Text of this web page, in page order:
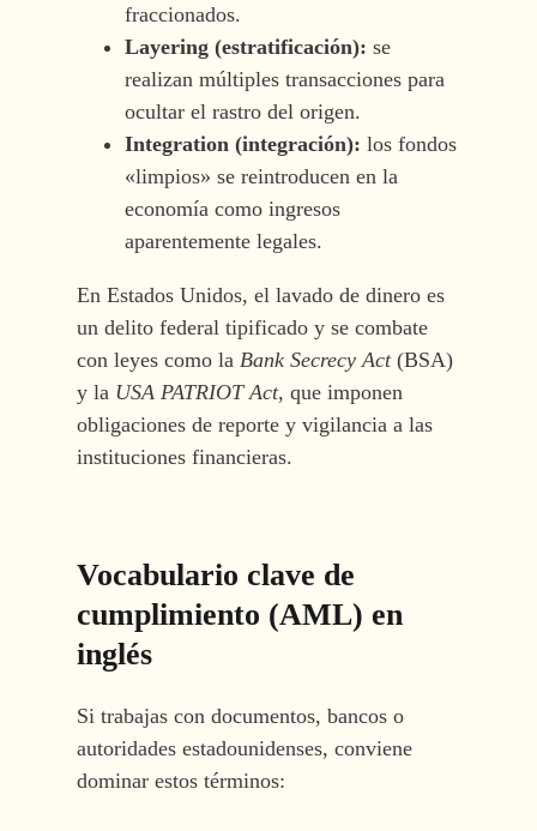
fraccionados.
Layering (estratificación): se
realizan múltiples transacciones para
ocultar el rastro del origen.
Integration (integración): los fondos
«limpios» se reintroducen en la
economía como ingresos
aparentemente legales.
En Estados Unidos, el lavado de dinero es
un delito federal tipificado y se combate
con leyes como la Bank Secrecy Act(BSA)
y la USA PATRIOT Act, que imponen
obligaciones de reporte y vigilancia a las
instituciones financieras.
Vocabulario clave de
cumplimiento (AML) en
inglés
Si trabajas con documentos, bancos o
autoridades estadounidenses, conviene
dominar estos términos: